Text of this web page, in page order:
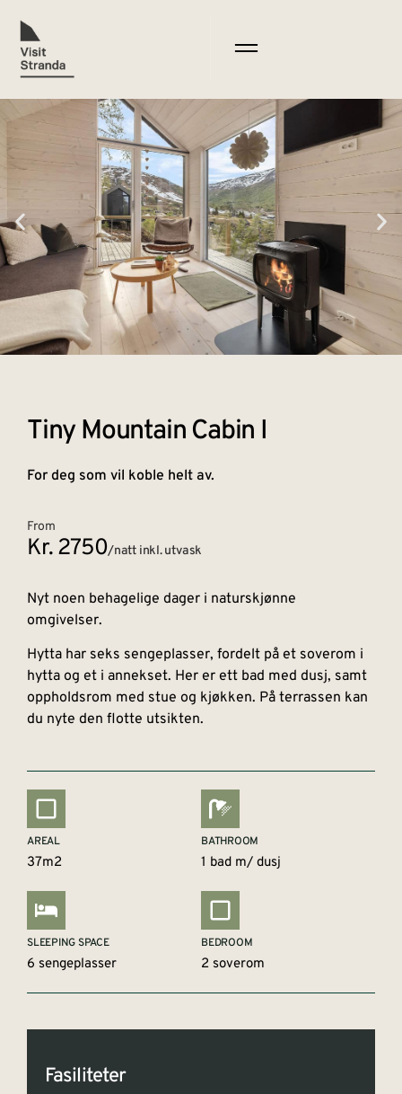
Tiny Mountain Cabin I
For deg som vil koble helt av.
From
Kr. 2750/natt inkl. utvask
Nyt noen behagelige dager i naturskjønne
omgivelser.
Hytta har seks sengeplasser, fordelt på et soverom i
hytta og et i annekset. Her er ett bad med dusj, samt
oppholdsrom med stue og kjøkken. På terrassen kan
du nyte den flotte utsikten.
AREAL
37m2
BATHROOM
1 bad m/ dusj
SLEEPING SPACE
6 sengeplasser
BEDROOM
2 soverom
Fasiliteter